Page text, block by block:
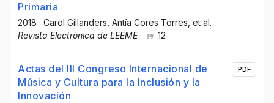
Primaria
2018 · Carol Gillanders , Antía Cores Torres , et al. ·
Revista Electrónica de LEEME· 12
Actas del III Congreso Internacional de
Música y Cultura para la Inclusión y la
Innovación
PDF